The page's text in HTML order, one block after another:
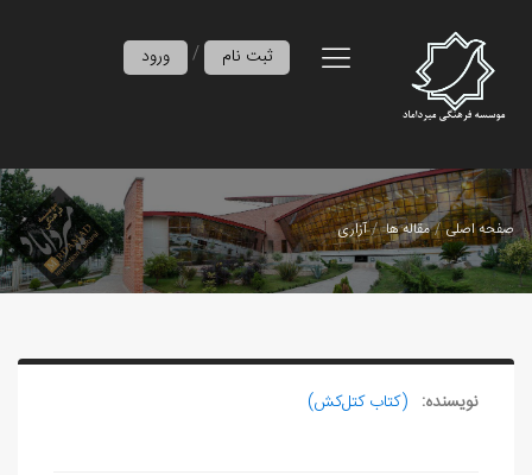
ورود / ثبت نام
صفحه اصلی مقاله ها آزاری
نویسنده: (کتاب کتل‌کش)